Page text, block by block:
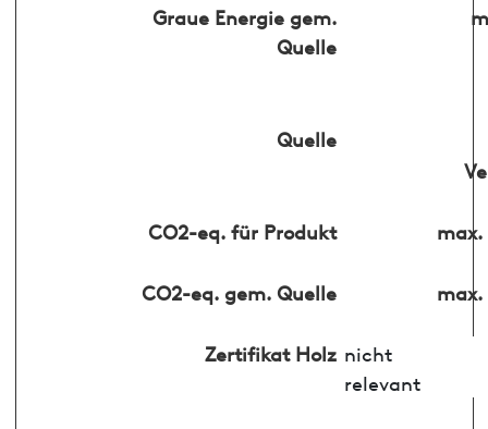
Graue Energie gem.
Quelle
Quelle
CO2-eq. für Produkt
CO2-eq. gem. Quelle
Zertifikat Holz nicht
relevant